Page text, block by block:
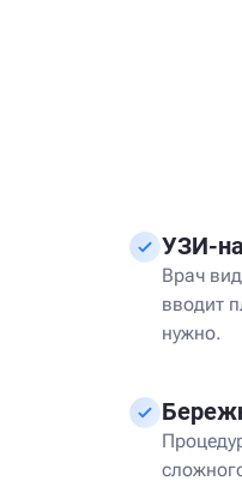
УЗИ-
Врач
вводит
нужно.